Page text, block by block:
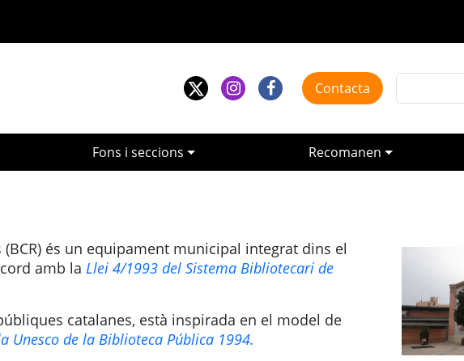
Instagram
FacebookContacta
Fons i seccions Recomanen
és un equipament municipal integrat dins el
amb la Llei 4/1993 del Sistema Bibliotecari de
catalanes, està inspirada en el model de
Unesco de la Biblioteca Pública 1994.